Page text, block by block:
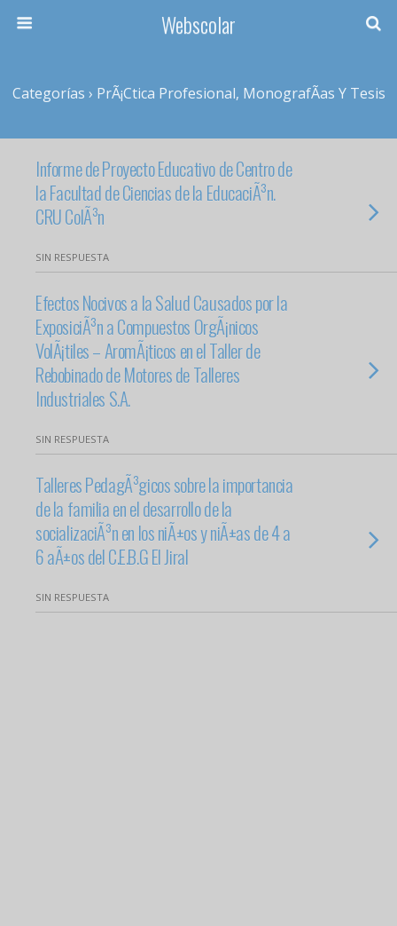
Webscolar
Categorías › PrÃ¡ctica Profesional, MonografÃ­as Y Tesis
Informe de Proyecto Educativo de Centro de
la Facultad de Ciencias de la EducaciÃ³n.
CRU ColÃ³n
SIN RESPUESTA
Efectos Nocivos a la Salud Causados por la
ExposiciÃ³n a Compuestos OrgÃ¡nicos
VolÃ¡tiles – AromÃ¡ticos en el Taller de
Rebobinado de Motores de Talleres
Industriales S.A.
SIN RESPUESTA
Talleres PedagÃ³gicos sobre la importancia
de la familia en el desarrollo de la
socializaciÃ³n en los niÃ±os y niÃ±as de 4 a
6 aÃ±os del C.E.B.G El Jiral
SIN RESPUESTA